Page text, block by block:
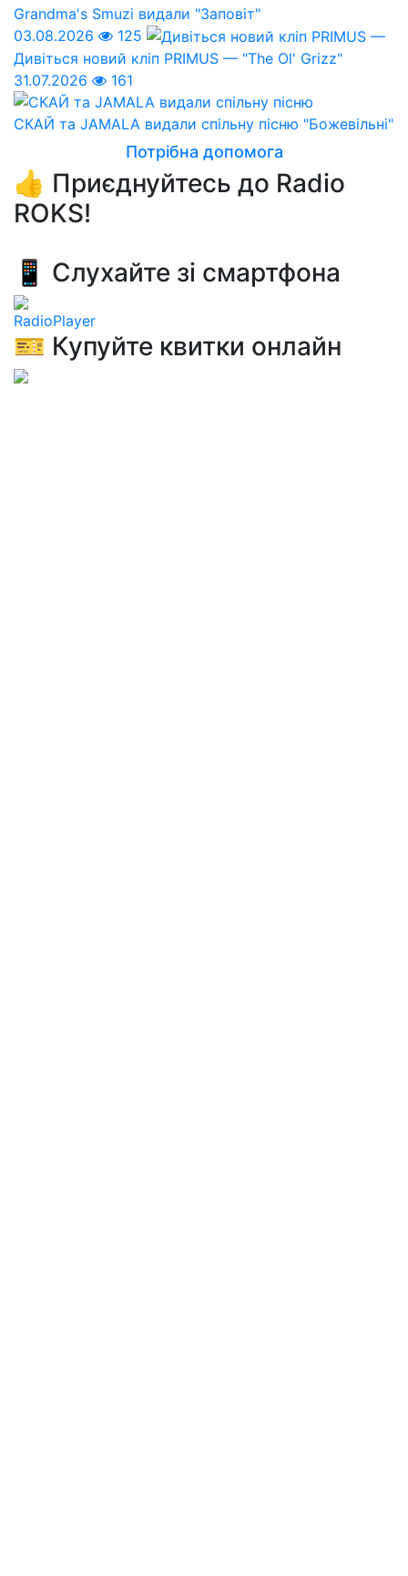
Grandma's Smuzi видали "Заповіт"
03.08.2026
125
Дивіться новий кліп PRIMUS — "The Ol' Grizz"
31.07.2026
161
СКАЙ та JAMALA видали спільну пісню "Божевільні"
Потрібна допомога
👍 Приєднуйтесь до Radio
ROKS!
📱 Слухайте зі смартфона
RadioPlayer
🎫 Купуйте квитки онлайн